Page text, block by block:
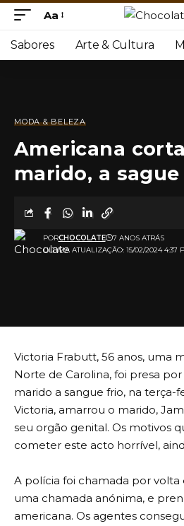
Aa
Sabores Arte & Cultura
MODA & BELEZA
Americana
marido, a
ULTIMA ATUALIZAÇÃO: 15/02/2024 4:37
PORCHOCOLATE 7 ANOS ATRÁS
Victoria Frabutt, 56 anos, uma
Norte de Carolina, foi presa
marido a sangue frio, na terça-
Victoria, amarrou o marido,
seu orgão genital. Os motivos
cometer este acto horrível,
A polícia foi chamada por volta
uma chamada anónima, e
americana. Os agentes